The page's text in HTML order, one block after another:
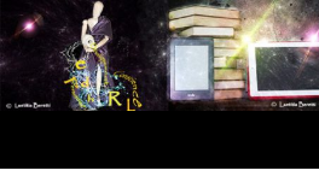
Aller
au
contenu